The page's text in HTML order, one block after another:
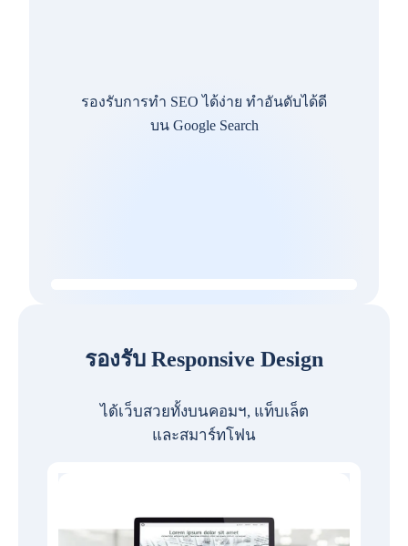
รองรับการทำ SEO ได้ง่าย ทำอันดับได้ดี
บน Google Search
รองรับ Responsive Design
ได้เว็บสวยทั้งบนคอมฯ, แท็บเล็ต
และสมาร์ทโฟน